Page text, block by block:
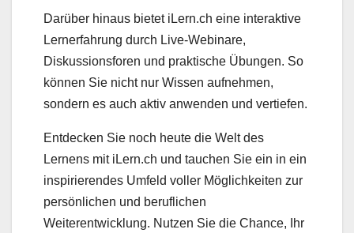
Darüber hinaus bietet iLern.ch eine interaktive
Lernerfahrung durch Live-Webinare,
Diskussionsforen und praktische Übungen. So
können Sie nicht nur Wissen aufnehmen,
sondern es auch aktiv anwenden und vertiefen.
Entdecken Sie noch heute die Welt des
Lernens mit iLern.ch und tauchen Sie ein in ein
inspirierendes Umfeld voller Möglichkeiten zur
persönlichen und beruflichen
Weiterentwicklung. Nutzen Sie die Chance, Ihr